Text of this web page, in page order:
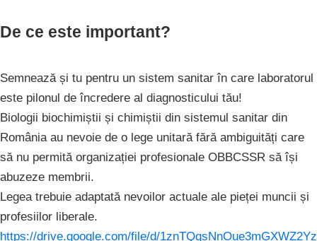
De ce este important?
Semnează și tu pentru un sistem sanitar în care laboratorul
este pilonul de încredere al diagnosticului tău!
Biologii biochimiștii și chimiștii din sistemul sanitar din
România au nevoie de o lege unitară fără ambiguități care
să nu permită organizației profesionale OBBCSSR să își
abuzeze membrii.
Legea trebuie adaptată nevoilor actuale ale pieței muncii și
profesiilor liberale.
https://drive.google.com/file/d/1znTQqsNnOue3mGXWZ2Yz